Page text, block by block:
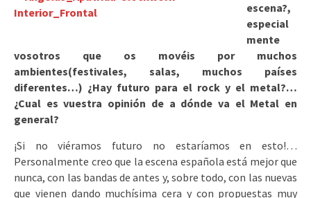
escena?,
especial
mente
vosotros que os movéis por muchos
ambientes(festivales, salas, muchos países
diferentes…) ¿Hay futuro para el rock y el metal?…
¿Cual es vuestra opinión de a dónde va el Metal en
general?
¡Si no viéramos futuro no estaríamos en esto!…
Personalmente creo que la escena española está mejor que
nunca, con las bandas de antes y, sobre todo, con las nuevas
que vienen dando muchísima cera y con propuestas muy